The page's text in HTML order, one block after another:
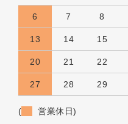
6 7 8
13 14 15
20 21 22
27 28 29
( 営業休日)